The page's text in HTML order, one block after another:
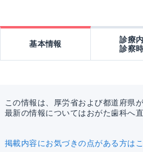
基本情報
診療
診察
この情報は、厚労省および都道府県
最新の情報についてはおがた歯科へ
掲載内容にお気づきの点がある方は